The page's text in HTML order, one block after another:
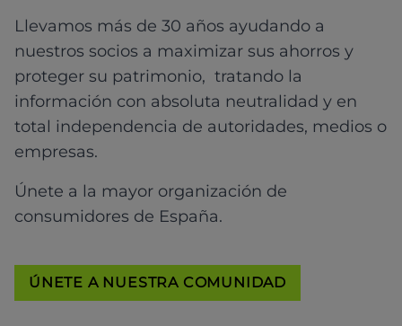
Llevamos más de 30 años ayudando a
nuestros socios a maximizar sus ahorros y
proteger su patrimonio, tratando la
información con absoluta neutralidad y en
total independencia de autoridades, medios o
empresas.
Únete a la mayor organización de
consumidores de España.
ÚNETE A NUESTRA COMUNIDAD